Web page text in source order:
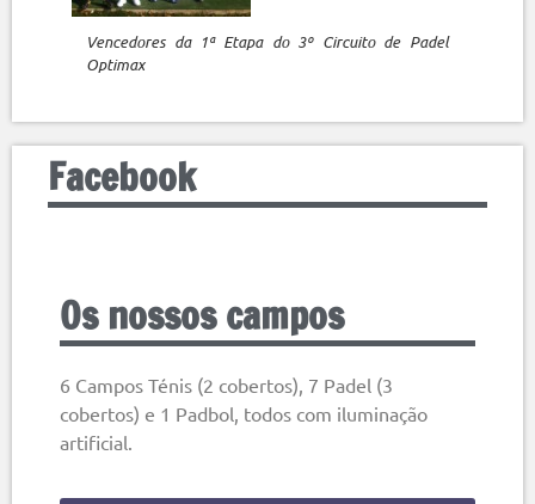
Vencedores da 1ª Etapa do 3º Circuito de Padel
Optimax
Facebook
Os nossos campos
6 Campos Ténis (2 cobertos), 7 Padel (3
cobertos) e 1 Padbol, todos com iluminação
artificial.